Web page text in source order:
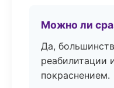
Можно ли
Да,
реабилитации
покраснением.